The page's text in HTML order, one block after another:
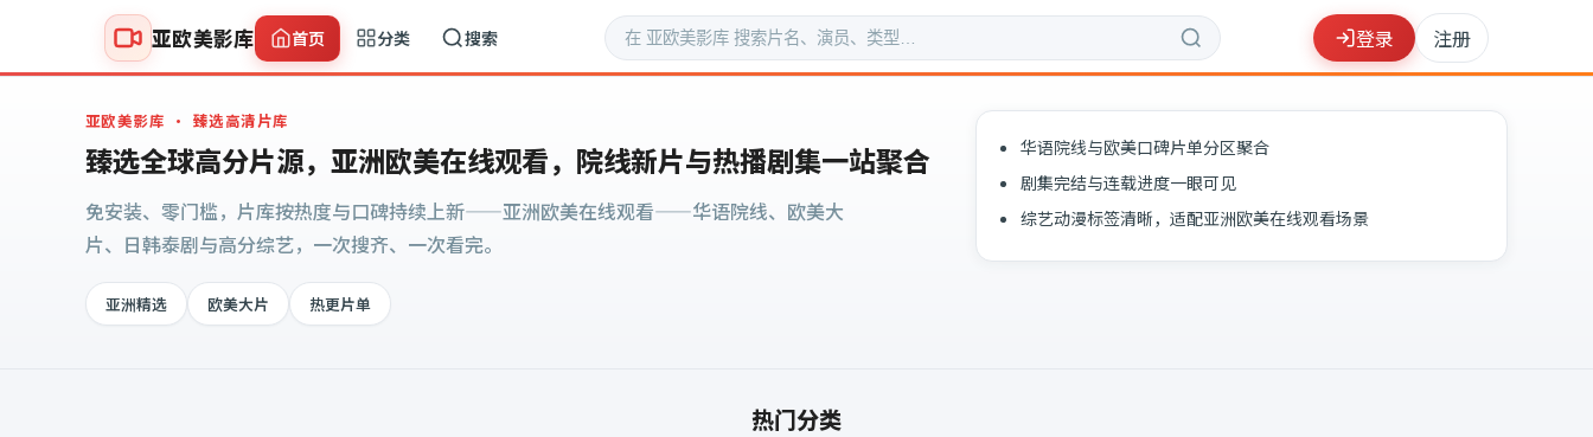
亚欧美影库 首页 分类 搜索 登录 注册
亚欧美影库 · 臻选高清片库
臻选全球高分片源，亚洲欧美在线观看，院线新片与热播剧集一站聚合
免安装、零门槛，片库按热度与口碑持续上新——亚洲欧美在线观看——华语院线、欧美大
片、日韩泰剧与高分综艺，一次搜齐、一次看完。
亚洲精选 欧美大片 热更片单
华语院线与欧美口碑片单分区聚合
剧集完结与连载进度一眼可见
综艺动漫标签清晰，适配亚洲欧美在线观看场景
热门分类